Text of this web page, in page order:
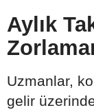
Aylık
Uzmanlar,
gelir